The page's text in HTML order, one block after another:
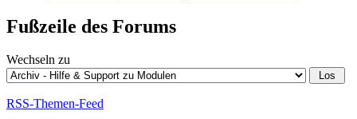
Fußzeile des Forums
Wechseln zu
RSS-Themen-Feed